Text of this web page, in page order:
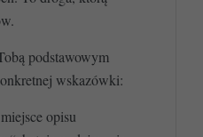
podstawowym
wskazówki:
opisu